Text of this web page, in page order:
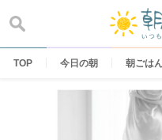
content
TOP 今日の朝 朝ごは